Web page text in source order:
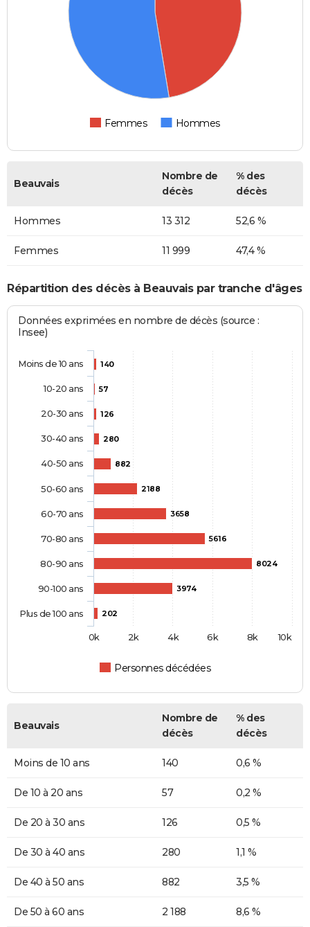
Femmes Hommes
Beauvais
Nombre de
décès
% des
décès
Hommes 13 312 52,6 %
Femmes 11 999 47,4 %
Répartition des décès à Beauvais par tranche d'âges
Données exprimées en nombre de décès (source :
Insee)
140
57
126
280
882
2188
3658
5616
8024
3974
202
Personnes décédées
Moins de 10 ans
10-20 ans
20-30 ans
30-40 ans
40-50 ans
50-60 ans
60-70 ans
70-80 ans
80-90 ans
90-100 ans
Plus de 100 ans
0k 2k 4k 6k 8k 10k
Beauvais
Nombre de
décès
% des
décès
Moins de 10 ans 140 0,6 %
De 10 à 20 ans 57 0,2 %
De 20 à 30 ans 126 0,5 %
De 30 à 40 ans 280 1,1 %
De 40 à 50 ans 882 3,5 %
De 50 à 60 ans 2 188 8,6 %